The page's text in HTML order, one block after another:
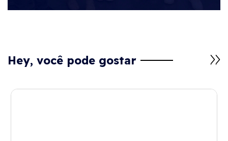
Hey, você pode gostar